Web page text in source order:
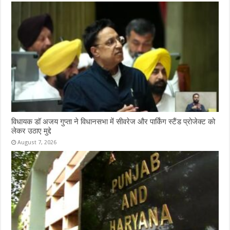
विधायक डॉ अजय गुप्ता ने विधानसभा में सीवरेज और पार्किंग स्टैंड प्रोजेक्ट को
लेकर उठाए मुद्दे
August 7, 2026